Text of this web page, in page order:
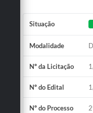
Situação
Modalidade
Nº da Licitação
Nº do Edital
Nº do Processo